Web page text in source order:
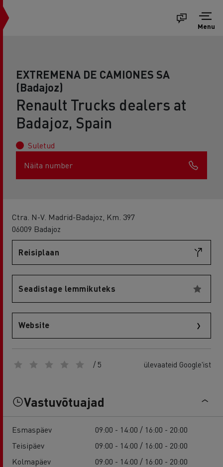
Menu
EXTREMENA DE CAMIONES SA
(Badajoz)
Renault Trucks dealers at
Badajoz, Spain
Suletud
Näita number
Ctra. N-V. Madrid-Badajoz, Km. 397
06009 Badajoz
Reisiplaan
Seadistage lemmikuteks
Website
/ 5 ülevaateid Google'ist
Vastuvõtuajad
Esmaspäev
09:00 - 14:00 / 16:00 - 20:00
Teisipäev
09:00 - 14:00 / 16:00 - 20:00
Kolmapäev
09:00 - 14:00 / 16:00 - 20:00